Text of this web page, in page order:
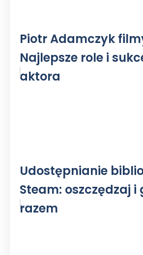
Piotr Adamczyk
Najlepsze role i
aktora
Udostępnianie
Steam: oszczędzaj i
razem